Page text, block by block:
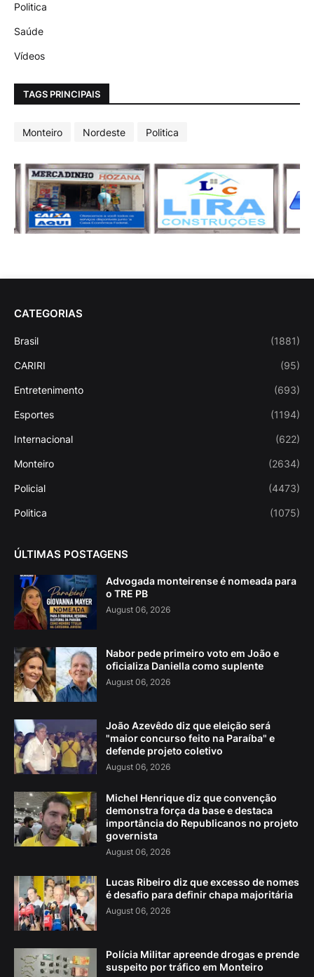
Politica
Saúde
Vídeos
TAGS PRINCIPAIS
Monteiro Nordeste Politica
CATEGORIAS
Brasil (1881)
CARIRI (95)
Entretenimento (693)
Esportes (1194)
Internacional (622)
Monteiro (2634)
Policial (4473)
Politica (1075)
ÚLTIMAS POSTAGENS
Advogada monteirense é nomeada para
o TRE PB
August 06, 2026
Nabor pede primeiro voto em João e
oficializa Daniella como suplente
August 06, 2026
João Azevêdo diz que eleição será
"maior concurso feito na Paraíba" e
defende projeto coletivo
August 06, 2026
Michel Henrique diz que convenção
demonstra força da base e destaca
importância do Republicanos no projeto
governista
August 06, 2026
Lucas Ribeiro diz que excesso de nomes
é desafio para definir chapa majoritária
August 06, 2026
Polícia Militar apreende drogas e prende
suspeito por tráfico em Monteiro